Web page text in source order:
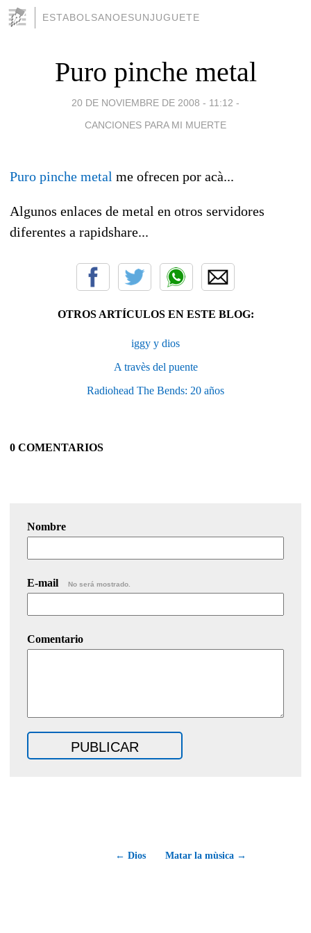
ESTABOLSANOESUNJUGUETE
Puro pinche metal
20 DE NOVIEMBRE DE 2008 - 11:12 -
CANCIONES PARA MI MUERTE
Puro pinche metal me ofrecen por acà...
Algunos enlaces de metal en otros servidores
diferentes a rapidshare...
OTROS ARTÍCULOS EN ESTE BLOG:
iggy y dios
A travès del puente
Radiohead The Bends: 20 años
0 COMENTARIOS
Nombre
E-mail No será mostrado.
Comentario
← Dios Matar la mùsica →